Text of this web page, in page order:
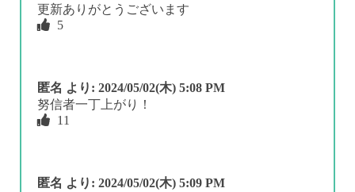
更新ありがとうございます
5
匿名 より: 2024/05/02(木) 5:08 PM
努信者一丁上がり！
11
匿名 より: 2024/05/02(木) 5:09 PM